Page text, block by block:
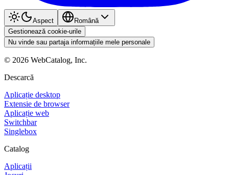
Aspect
Română
Gestionează cookie-urile
Nu vinde sau partaja informațiile mele personale
© 2026 WebCatalog, Inc.
Descarcă
Aplicație desktop
Extensie de browser
Aplicație web
Switchbar
Singlebox
Catalog
Aplicații